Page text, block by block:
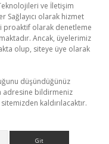
ve İletişim
Sağlayıcı olarak hizmet
proaktif olarak denetleme
Ancak, üyelerimiz
olup, siteye üye olarak
düşündüğünüz
adresine bildirmeniz
kaldırılacaktır.